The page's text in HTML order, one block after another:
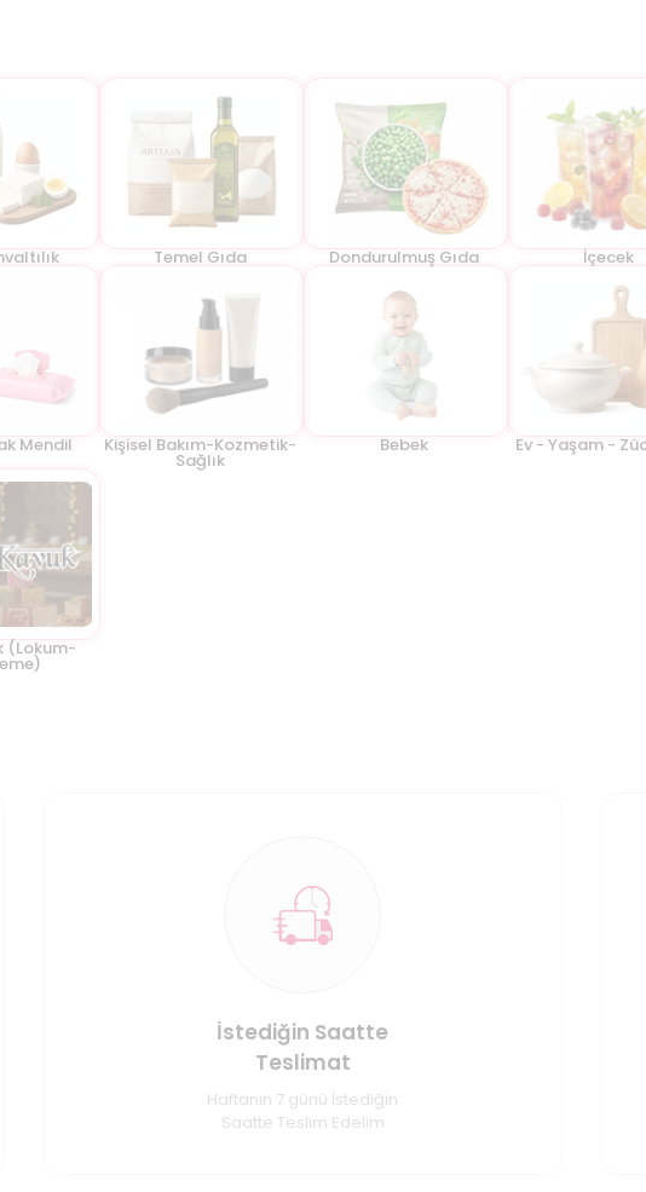
Temel Gıda Dondurulmuş Gıda İçecek
Mendil Kişisel Bakım-Kozmetik-
Sağlık
Bebek Ev - Yaşam -
(Lokum-
İstediğin Saatte
Teslimat
Haftanın 7 günü İstediğin
Saatte Teslim Edelim